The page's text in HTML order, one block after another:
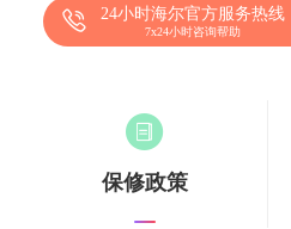
24小时海尔官方服务热线
7x24小时咨询帮助
保修政策